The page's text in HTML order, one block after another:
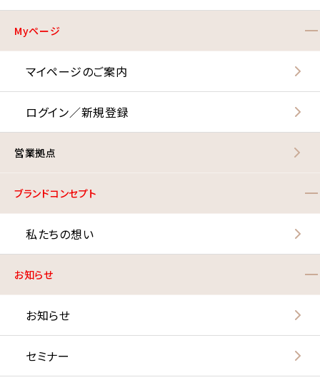
Myページ
マイページのご案内
ログイン／新規登録
営業拠点
ブランドコンセプト
私たちの想い
お知らせ
お知らせ
セミナー